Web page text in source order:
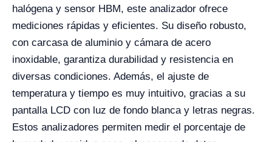
halógena y sensor HBM, este analizador ofrece
mediciones rápidas y eficientes. Su diseño robusto,
con carcasa de aluminio y cámara de acero
inoxidable, garantiza durabilidad y resistencia en
diversas condiciones. Además, el ajuste de
temperatura y tiempo es muy intuitivo, gracias a su
pantalla LCD con luz de fondo blanca y letras negras.
Estos analizadores permiten medir el porcentaje de